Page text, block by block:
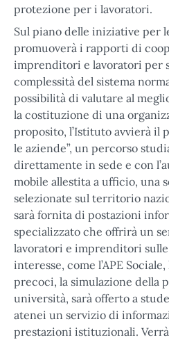
protezione per i lavoratori.
Sul piano delle iniziative per
promuoverà i rapporti di
imprenditori e lavoratori per
complessità del sistema
possibilità di valutare al
la costituzione di una
proposito, l’Istituto avvierà il
le aziende”, un percorso
direttamente in sede e con
mobile allestita a ufficio, una
selezionate sul territorio
sarà fornita di postazioni
specializzato che offrirà un
lavoratori e imprenditori
interesse, come l’APE
precoci, la simulazione della
università, sarà offerto a
atenei un servizio di
prestazioni istituzionali.